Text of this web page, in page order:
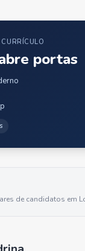
portas
de candidatos em